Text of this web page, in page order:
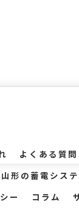
よくある質問
山形の蓄電シス
ー
コラム